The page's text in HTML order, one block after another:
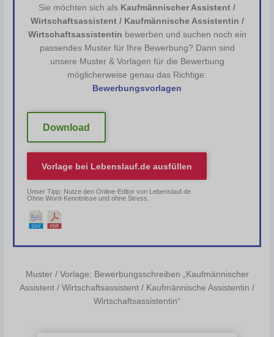
Sie möchten sich als Kaufmännischer Assistent /
Wirtschaftsassistent / Kaufmännische Assistentin /
Wirtschaftsassistentin bewerben und suchen noch ein
passendes Muster für Ihre Bewerbung? Dann sind
unsere Muster & Vorlagen für die Bewerbung
möglicherweise genau das Richtige:
Bewerbungsvorlagen
Download
Vorlage bei Lebenslauf.de ausfüllen
Unser Tipp: Nutze den Online-Editor von Lebenslauf.de
Ohne Word-Kenntnisse und ohne Stress.
Muster / Vorlage: Bewerbungsschreiben „Kaufmännischer
Assistent / Wirtschaftsassistent / Kaufmännische Assistentin /
Wirtschaftsassistentin“